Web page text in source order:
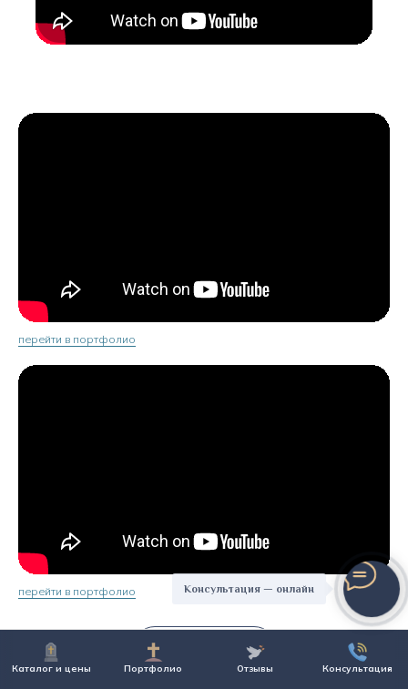
Каталог и цены Портфолио Отзывы Консультация
Консультация — онлайн
перейти в портфолио
перейти в портфолио
Показать ещё